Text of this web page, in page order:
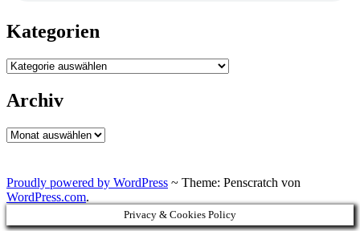
Kategorien
Kategorien
Archiv
Archiv
Proudly powered by WordPress ~ Theme: Penscratch von
WordPress.com.
Privacy & Cookies Policy